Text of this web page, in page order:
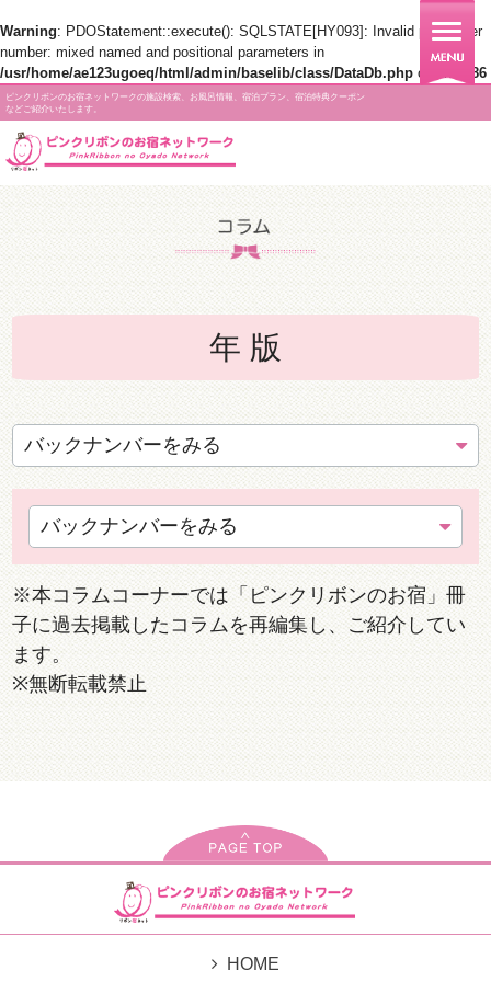
Warning: PDOStatement::execute(): SQLSTATE[HY093]: Invalid parameter
number: mixed named and positional parameters in
/usr/home/ae123ugoeq/html/admin/baselib/class/DataDb.php on line 186
ピンクリボンのお宿ネットワークの施設検索、お風呂情報、宿泊プラン、宿泊特典クーポン
などご紹介いたします。
年 版
バックナンバーをみる
バックナンバーをみる
※本コラムコーナーでは「ピンクリボンのお宿」冊
子に過去掲載したコラムを再編集し、ご紹介してい
ます。
※無断転載禁止
HOME